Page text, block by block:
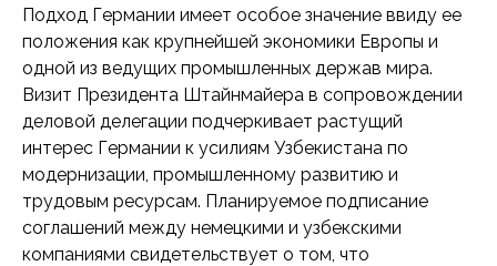
Подход Германии имеет особое значение ввиду ее
положения как крупнейшей экономики Европы и
одной из ведущих промышленных держав мира.
Визит Президента Штайнмайера в сопровождении
деловой делегации подчеркивает растущий
интерес Германии к усилиям Узбекистана по
модернизации, промышленному развитию и
трудовым ресурсам. Планируемое подписание
соглашений между немецкими и узбекскими
компаниями свидетельствует о том, что